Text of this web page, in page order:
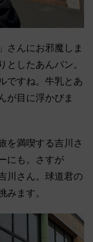
さんにお邪魔しま
としたあんパン。
ですね。牛乳とあ
が目に浮かびま
を満喫する吉川さ
にも。さすが
川さん。球道君の
みます。